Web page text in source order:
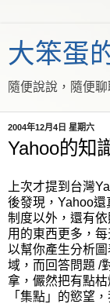
大笨蛋
隨便說說，隨便
2004年12月4日 星期六
Yahoo的知
上次才提到台灣
後發現，Yahoo
制度以外，還有
用的東西更多，
以幫你產生分析
域，而回答問題 /
拿，儼然把有點
「集點」的慾望